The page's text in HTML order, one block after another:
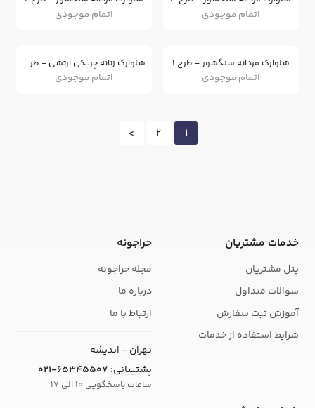
اتمام موجودی اتمام موجودی
شلوارک مردانه سنگشور - طرح 1
اتمام موجودی
شلوارک زنانه چریکی ارتشی - طرح 6
اتمام موجودی
1
2
>
خدمات مشتریان
پنل مشتریان
سوالات متداول
آموزش ثبت سفارش
شرایط استفاده از خدمات
حراجونه
مجله حراجونه
درباره ما
ارتباط با ما
تهران - اندیشه
پشتیبانی: 021-65345507
ساعات پاسخگویی 10 الی 17